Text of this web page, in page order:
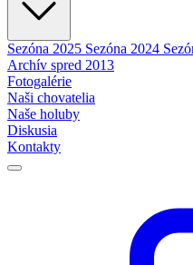
Sezóna 2025 Sezóna 2024
Archív spred 2013
Fotogalérie
Naši chovatelia
Naše holuby
Diskusia
Kontakty